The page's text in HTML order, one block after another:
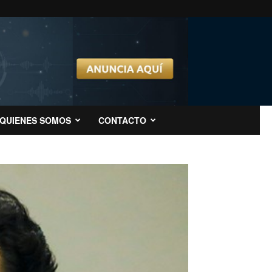
QUIENES SOMOS CONTACTO